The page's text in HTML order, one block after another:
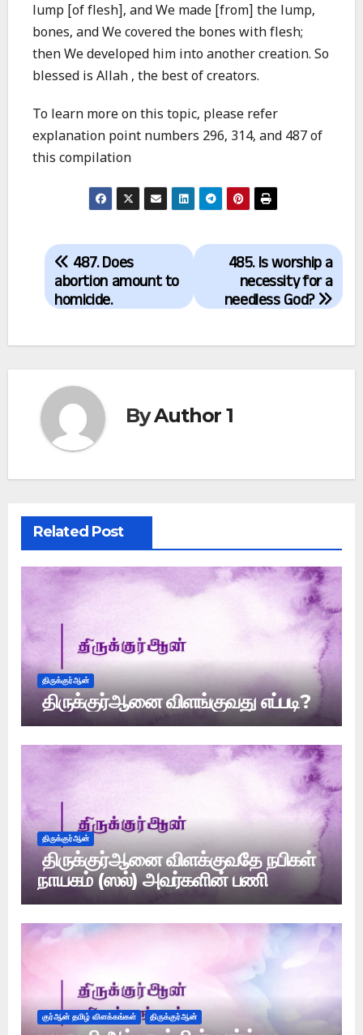
lump [of flesh], and We made [from] the lump,
bones, and We covered the bones with flesh;
then We developed him into another creation. So
blessed is Allah , the best of creators.
To learn more on this topic, please refer
explanation point numbers 296, 314, and 487 of
this compilation
Post
navigation
485. Is worship a
necessity for a
needless God?
487. Does
abortion amount to
homicide.
ByAuthor 1
Related Post
திருக்குர்ஆன்
திருக்குர்ஆனை விளங்குவது எப்படி?
திருக்குர்ஆன்
திருக்குர்ஆனை விளக்குவதே நபிகள்
நாயகம் (ஸல்) அவர்களின் பணி
குர்ஆன் தமிழ் விளக்கங்கள் திருக்குர்ஆன்